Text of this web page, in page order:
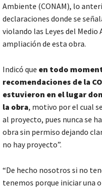
Ambiente (CONAM), lo
declaraciones donde se
violando las Leyes del
ampliación de esta obra.
Indicó que en todo
recomendaciones de la
estuvieron en el lugar
la obra, motivo por el cual
al proyecto, pues nunca se
obra sin permiso dejando
no hay proyecto”.
“De hecho nosotros si no
tenemos porque iniciar una